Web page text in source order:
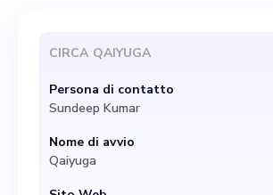
Singapore, sto
co-fondatore che
la nostra ambiziosa
di sbloccare il
umano attraverso
CIRCA QAIYUGA
Persona di contatto
Sundeep Kumar
Nome di avvio
Qaiyuga